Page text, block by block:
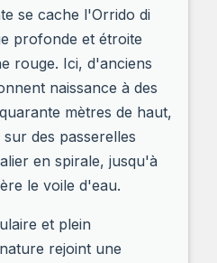
se cache l'Orrido di
profonde et étroite
rouge. Ici, d'anciens
naissance à des
mètres de haut,
des passerelles
en spirale, jusqu'à
le voile d'eau.
et plein
rejoint une